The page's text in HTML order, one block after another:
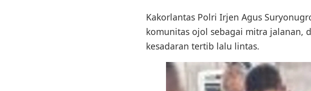
Kakorlantas Polri Irjen Agus
komunitas ojol sebagai mitra jalanan,
kesadaran tertib lalu lintas.